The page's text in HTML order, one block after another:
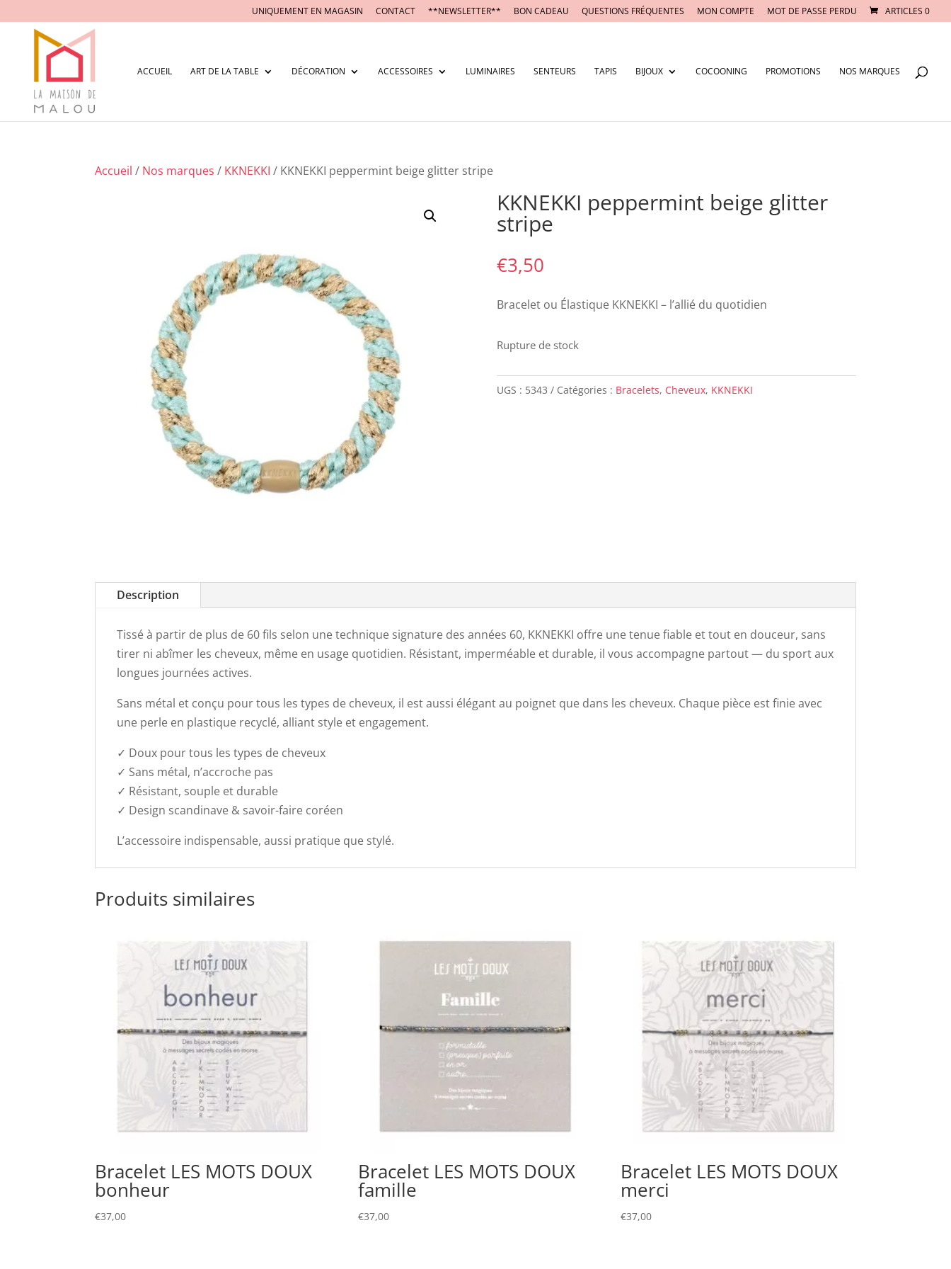
UNIQUEMENT EN MAGASIN CONTACT **NEWSLETTER** BON CADEAU QUESTIONS FRÉQUENTES MON COMPTE MOT DE PASSE PERDU ARTICLES 0
ACCUEIL ART DE LA TABLE DÉCORATION ACCESSOIRES LUMINAIRES SENTEURS TAPIS BIJOUX COCOONING PROMOTIONS NOS MARQUES
Accueil / Nos marques / KKNEKKI / KKNEKKI peppermint beige glitter stripe
KKNEKKI peppermint beige glitter
stripe
€3,50
Bracelet ou Élastique KKNEKKI – l’allié du quotidien
Rupture de stock
UGS : 5343 Catégories : Bracelets, Cheveux, KKNEKKI
Description
Tissé à partir de plus de 60 fils selon une technique signature des années 60, KKNEKKI offre une tenue fiable et tout en douceur, sans
tirer ni abîmer les cheveux, même en usage quotidien. Résistant, imperméable et durable, il vous accompagne partout — du sport aux
longues journées actives.
Sans métal et conçu pour tous les types de cheveux, il est aussi élégant au poignet que dans les cheveux. Chaque pièce est finie avec
une perle en plastique recyclé, alliant style et engagement.
✓ Doux pour tous les types de cheveux
✓ Sans métal, n’accroche pas
✓ Résistant, souple et durable
✓ Design scandinave & savoir-faire coréen
L’accessoire indispensable, aussi pratique que stylé.
Produits similaires
Bracelet LES MOTS DOUX
bonheur
€37,00
Bracelet LES MOTS DOUX
famille
€37,00
Bracelet LES MOTS DOUX
merci
€37,00